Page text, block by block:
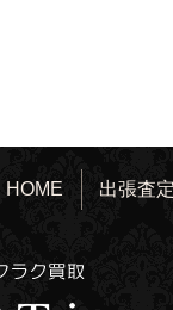
HOME 出張査